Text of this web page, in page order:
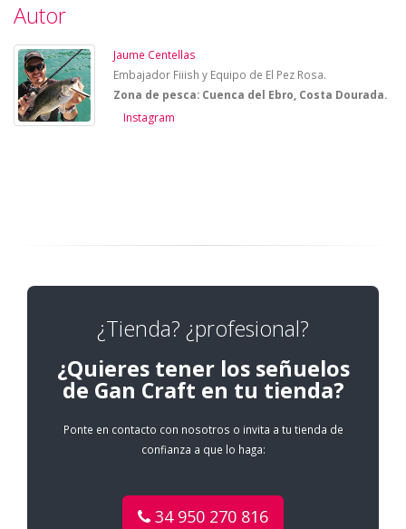
Autor
Jaume Centellas
Embajador Fiiish y Equipo de El Pez Rosa.
Zona de pesca: Cuenca del Ebro, Costa Dourada.
Instagram
¿Tienda? ¿profesional?
¿Quieres tener los señuelos
de Gan Craft en tu tienda?
Ponte en contacto con nosotros o invita a tu tienda de
confianza a que lo haga:
34 950 270 816